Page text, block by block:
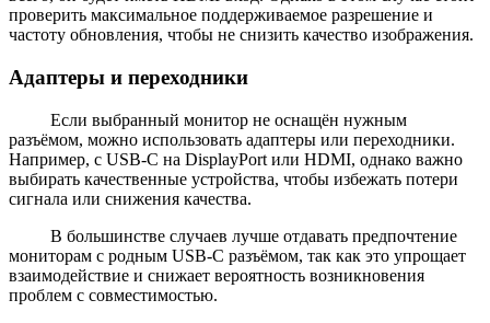
проверить максимальное поддерживаемое разрешение и
частоту обновления, чтобы не снизить качество изображения.
Адаптеры и переходники
Если выбранный монитор не оснащён нужным
разъёмом, можно использовать адаптеры или переходники.
Например, с USB-C на DisplayPort или HDMI, однако важно
выбирать качественные устройства, чтобы избежать потери
сигнала или снижения качества.
В большинстве случаев лучше отдавать предпочтение
мониторам с родным USB-C разъёмом, так как это упрощает
взаимодействие и снижает вероятность возникновения
проблем с совместимостью.